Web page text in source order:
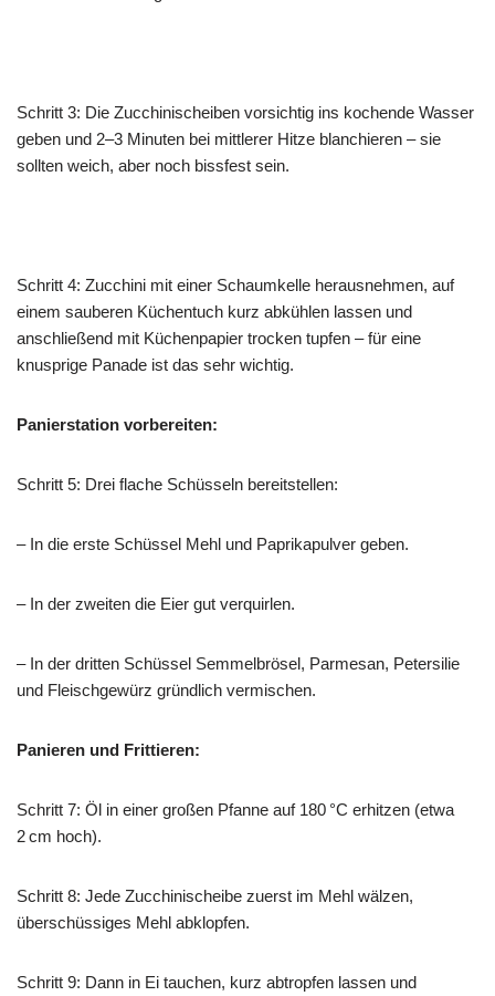
Schritt 3: Die Zucchinischeiben vorsichtig ins kochende Wasser
geben und 2–3 Minuten bei mittlerer Hitze blanchieren – sie
sollten weich, aber noch bissfest sein.
Schritt 4: Zucchini mit einer Schaumkelle herausnehmen, auf
einem sauberen Küchentuch kurz abkühlen lassen und
anschließend mit Küchenpapier trocken tupfen – für eine
knusprige Panade ist das sehr wichtig.
Panierstation vorbereiten:
Schritt 5: Drei flache Schüsseln bereitstellen:
– In die erste Schüssel Mehl und Paprikapulver geben.
– In der zweiten die Eier gut verquirlen.
– In der dritten Schüssel Semmelbrösel, Parmesan, Petersilie
und Fleischgewürz gründlich vermischen.
Panieren und Frittieren:
Schritt 7: Öl in einer großen Pfanne auf 180 °C erhitzen (etwa
2 cm hoch).
Schritt 8: Jede Zucchinischeibe zuerst im Mehl wälzen,
überschüssiges Mehl abklopfen.
Schritt 9: Dann in Ei tauchen, kurz abtropfen lassen und